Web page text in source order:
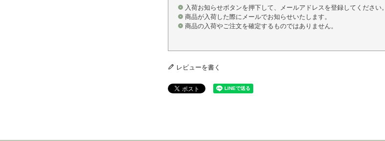
入荷お知らせボタンを押下して、メールアドレスを登録してください。
商品が入荷した際にメールでお知らせいたします。
商品の入荷やご注文を確定するものではありません。
レビューを書く